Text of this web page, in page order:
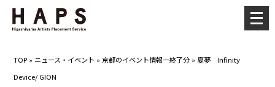
TOP » ニュース・イベント »京都のイベント情報ー終了分 » 夏夢 Infinity
Device/ GION
メ
ニ